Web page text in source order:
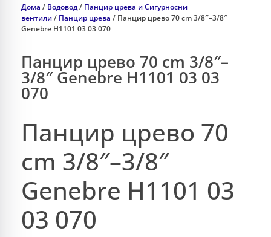
Дома / Водовод/ Панцир црева и Сигурносни
вентили/ Панцир црева / Панцир црево 70 cm 3/8″–3/8″
Genebre H1101 03 03 070
Панцир црево 70 cm 3/8″–
3/8″ Genebre H1101 03 03
070
Панцир црево 70
cm 3/8″–3/8″
Genebre H1101 03
03 070